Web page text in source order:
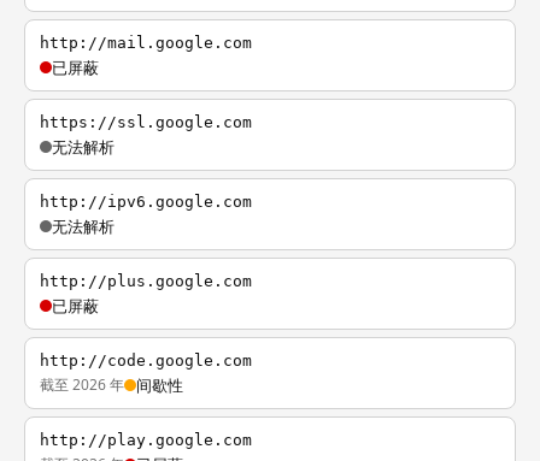
http://mail.google.com
已屏蔽
https://ssl.google.com
无法解析
http://ipv6.google.com
无法解析
http://plus.google.com
已屏蔽
http://code.google.com
截至 2026 年 间歇性
http://play.google.com